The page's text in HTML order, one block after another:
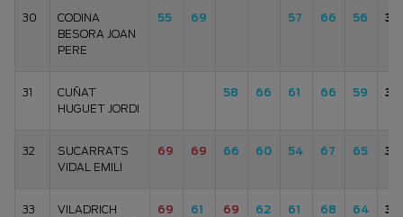
30
CODINA
BESORA JOAN
PERE
55 69 57 66 56
31
CUÑAT
HUGUET JORDI
58 66 61 66 59
32
SUCARRATS
VIDAL EMILI
69 69 66 60 54 67 65 312
33
VILADRICH
69 61 69 62 61 68 64